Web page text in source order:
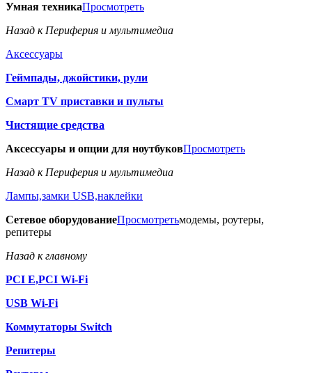
Умная техникаПросмотреть
Назад к Периферия и мультимедиа
Аксессуары
Геймпады, джойстики, рули
Смарт TV приставки и пульты
Чистящие средства
Аксессуары и опции для ноутбуковПросмотреть
Назад к Периферия и мультимедиа
Лампы,замки USB,наклейки
Сетевое оборудованиеПросмотретьмодемы, роутеры,
репитеры
Назад к главному
PCI E,PCI Wi-Fi
USB Wi-Fi
Коммутаторы Switch
Репитеры